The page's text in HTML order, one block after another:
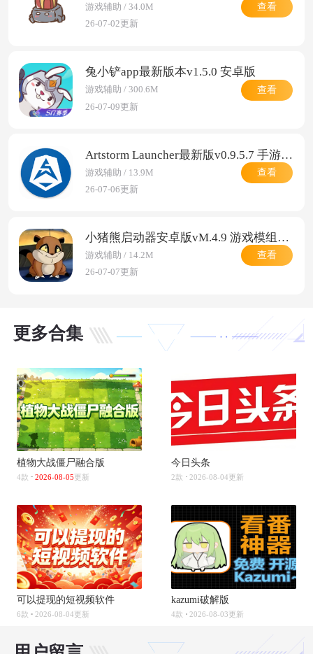
游戏辅助 / 34.0M
26-07-02更新
查看
兔小铲app最新版本v1.5.0 安卓版
游戏辅助 / 300.6M
26-07-09更新
查看
Artstorm Launcher最新版v0.9.5.7 手游下载启动管理器
游戏辅助 / 13.9M
26-07-06更新
查看
小猪熊启动器安卓版vM.4.9 游戏模组管理启动工具
游戏辅助 / 14.2M
26-07-07更新
查看
更多合集
植物大战僵尸融合版
4款 2026-08-05 更新
今日头条
2款 2026-08-04更新
可以提现的短视频软件
6款 2026-08-04更新
kazumi破解版
4款 2026-08-03更新